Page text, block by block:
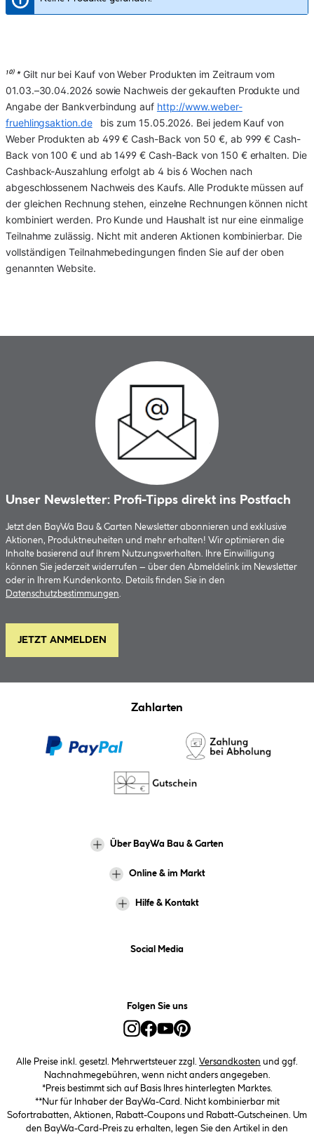
¹⁰⁾ * Gilt nur bei Kauf von Weber Produkten im Zeitraum vom
01.03.–30.04.2026 sowie Nachweis der gekauften Produkte und
Angabe der Bankverbindung auf http://www.weber-
fruehlingsaktion.de
   bis zum 15.05.2026. Bei jedem Kauf von
Weber Produkten ab 499 € Cash-Back von 50 €, ab 999 € Cash-
Back von 100 € und ab 1499 € Cash-Back von 150 € erhalten. Die
Cashback-Auszahlung erfolgt ab 4 bis 6 Wochen nach
abgeschlossenem Nachweis des Kaufs. Alle Produkte müssen auf
der gleichen Rechnung stehen, einzelne Rechnungen können nicht
kombiniert werden. Pro Kunde und Haushalt ist nur eine einmalige
Teilnahme zulässig. Nicht mit anderen Aktionen kombinierbar. Die
vollständigen Teilnahmebedingungen finden Sie auf der oben
genannten Website.
Unser Newsletter: Profi-Tipps direkt ins Postfach
Jetzt den BayWa Bau & Garten Newsletter abonnieren und exklusive
Aktionen, Produktneuheiten und mehr erhalten! Wir optimieren die
Inhalte basierend auf Ihrem Nutzungsverhalten. Ihre Einwilligung
können Sie jederzeit widerrufen – über den Abmeldelink im Newsletter
oder in Ihrem Kundenkonto. Details finden Sie in den
Datenschutzbestimmungen.
JETZT ANMELDEN
Zahlarten
Über BayWa Bau & Garten
Online & im Markt
Hilfe & Kontakt
Social Media
Folgen Sie uns
Alle Preise inkl. gesetzl. Mehrwertsteuer zzgl. Versandkosten und ggf.
Nachnahmegebühren, wenn nicht anders angegeben.
*Preis bestimmt sich auf Basis Ihres hinterlegten Marktes.
**Nur für Inhaber der BayWa-Card. Nicht kombinierbar mit
Sofortrabatten, Aktionen, Rabatt-Coupons und Rabatt-Gutscheinen. Um
den BayWa-Card-Preis zu erhalten, legen Sie den Artikel in den